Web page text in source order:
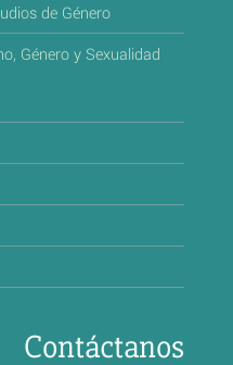
de Género
Género y Sexualidad
Contáctanos